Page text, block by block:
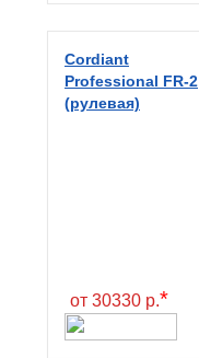
Cordiant
Professional FR-2
(рулевая)
от 30330 р.*